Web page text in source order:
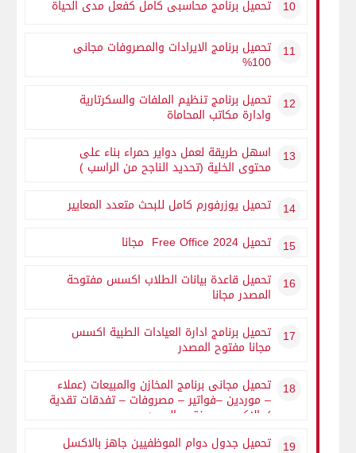
تحميل برنامج محاسبى كامل كفعل مدى الحياة
تحميل برنامج الايرادات والمصروفات مجانى
100%
تحميل برنامج تنظيم الملفات والسكرتارية
وادارة مكاتب المحاماة
اسهل طريقة لعمل دواير حمراء بناء على
محتوى الخلية (تحديد الناجح من الراسب )
تحميل يوزرفورم كامل للبحث متعدد المعايير
تحميل Free Office 2024 مجانا
تحميل قاعدة بيانات الطلاب اكسس مفتوحة
المصدر مجانا
تحميل برنامج ادارة العيادات الطبية اكسس
مجانا مفتوح المصدر
تحميل مجانى برنامج المخازن والمبيعات (عملاء
– موردين –فواتير – مصروفات – تفدقات تقدية
) بالاكسيس مفتوح المصدر
تحميل جدول دوام الموظفيين جاهز بالاكسل